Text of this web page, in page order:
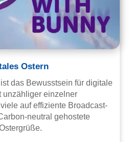
Ostern
das Bewusstsein für digitale
unzähliger einzelner
auf effiziente Broadcast-
neutral gehostete